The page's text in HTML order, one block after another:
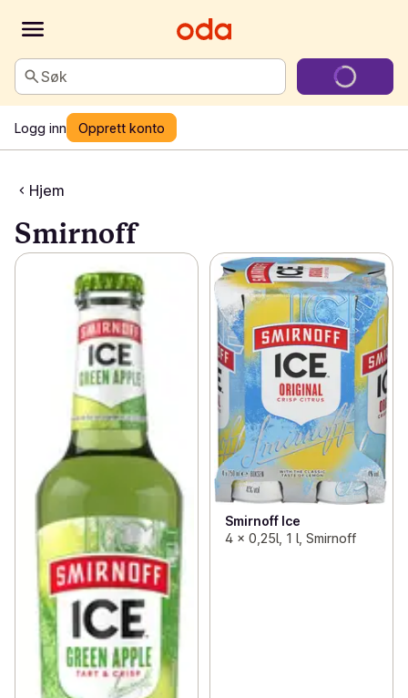
Søk
Logg inn Opprett konto
Hjem
Smirnoff
Smirnoff Ice
4 x 0,25l, 1 l, Smirnoff